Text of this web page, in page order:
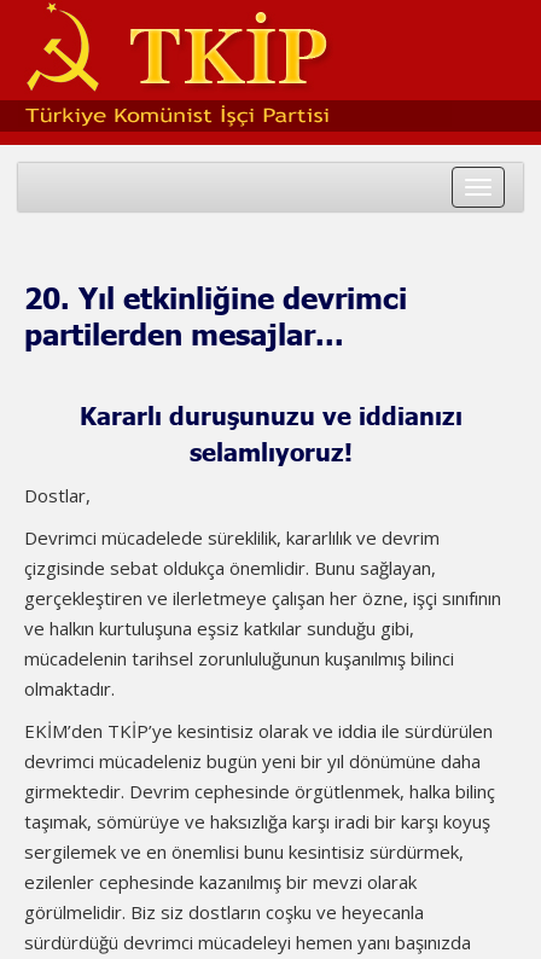
Toggle
20. Yıl etkinliğine devrimci
partilerden mesajlar...
Kararlı duruşunuzu ve iddianızı
selamlıyoruz!
Dostlar,
Devrimci mücadelede süreklilik, kararlılık ve devrim
çizgisinde sebat oldukça önemlidir. Bunu sağlayan,
gerçekleştiren ve ilerletmeye çalışan her özne, işçi sınıfının
ve halkın kurtuluşuna eşsiz katkılar sunduğu gibi,
mücadelenin tarihsel zorunluluğunun kuşanılmış bilinci
olmaktadır.
EKİM’den TKİP’ye kesintisiz olarak ve iddia ile sürdürülen
devrimci mücadeleniz bugün yeni bir yıl dönümüne daha
girmektedir. Devrim cephesinde örgütlenmek, halka bilinç
taşımak, sömürüye ve haksızlığa karşı iradi bir karşı koyuş
sergilemek ve en önemlisi bunu kesintisiz sürdürmek,
ezilenler cephesinde kazanılmış bir mevzi olarak
görülmelidir. Biz siz dostların coşku ve heyecanla
sürdürdüğü devrimci mücadeleyi hemen yanı başınızda